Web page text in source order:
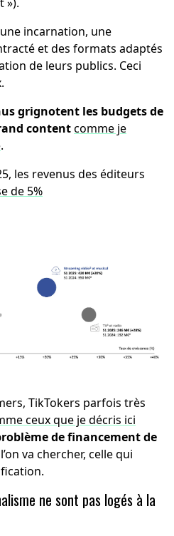
incarnation, une
et des formats adaptés
de leurs publics. Ceci
grignotent les budgets de
contentcomme je
.
les revenus des éditeurs
de 5%
TikTokers parfois très
ceux que je décris ici
de financement de
va chercher, celle qui
ne sont pas logés à la